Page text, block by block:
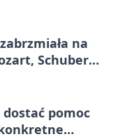
na
Schubert i
pomoc